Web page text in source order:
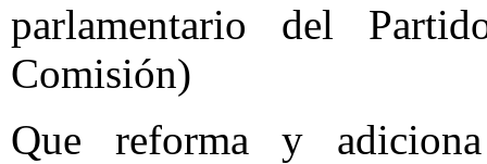
parlamentario del
Comisión)
Que reforma y